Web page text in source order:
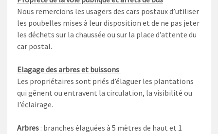
Nous remercions les usagers des cars postaux d’utiliser
les poubelles mises à leur disposition et de ne pas jeter
les déchets sur la chaussée ou sur la place d’attente du
car postal.
Elagage des arbres et buissons
Les propriétaires sont priés d’élaguer les plantations
qui gênent ou entravent la circulation, la visibilité ou
l’éclairage.
Arbres : branches élaguées à 5 mètres de haut et 1